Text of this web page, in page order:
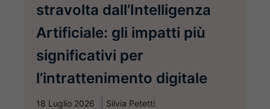
stravolta dall’Intelligenza
Artificiale: gli impatti più
significativi per
l’intrattenimento digitale
18 Luglio 2026 Silvia Petetti